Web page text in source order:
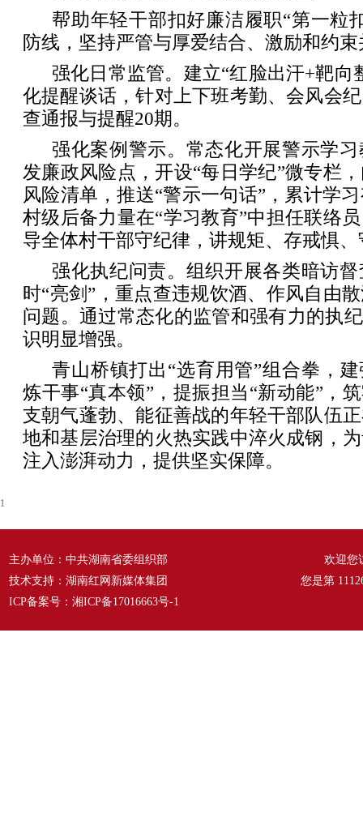
帮助年轻干部扣好廉洁履职“第一粒
防线，坚持严管与厚爱结合、激励和约
强化日常监管。建立“红脸出汗+靶向
化提醒谈话，针对上下班考勤、会风会
查通报与提醒20期。
强化案例警示。常态化开展警示学
发廉政风险点，开设“每日学纪”微专栏
风险清单，推送“警示一句话”，累计学
村级后备力量在“学习教育”中担任联络
导全体村干部守纪律，讲规矩、存戒惧
强化执纪问责。组织开展各类暗访
时“亮剑”，重点查违规饮酒、作风自由
问题。通过常态化的监管和强有力的执
识明显增强。
青山桥镇打出“选育用管”组合拳，
炼干事“真本领”，提振担当“新动能”，
支朝气蓬勃、能征善战的年轻干部队伍
地和基层治理的火热实践中淬火成钢，
注入澎湃动力，提供坚实保障。
1
主办单位：中共湖南省委组织部
技术支持：湖南红网新媒体集团
ICP备案号： 湘ICP备17016663号-1
欢迎您
您是第